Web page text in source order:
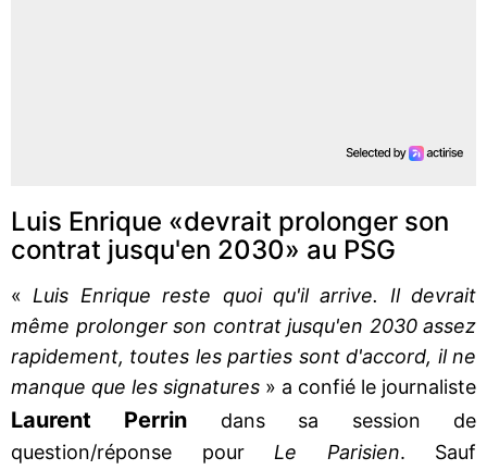
Luis Enrique «devrait prolonger son
contrat jusqu'en 2030» au PSG
« Luis Enrique reste quoi qu'il arrive. Il devrait
même prolonger son contrat jusqu'en 2030 assez
rapidement, toutes les parties sont d'accord, il ne
manque que les signatures » a confié le journaliste
Laurent Perrin dans sa session de
question/réponse pour Le Parisien. Sauf